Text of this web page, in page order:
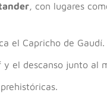
, con lugares
el Capricho de Gaudí.
y el descanso junto al